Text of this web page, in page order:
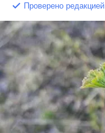
Проверено редакцией